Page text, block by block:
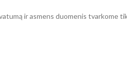
ir asmens duomenis tvarkome